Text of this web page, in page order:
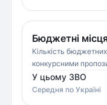
Бюджетні
Кількість
конкурсними
У цьому ЗВО
Середня по Україні